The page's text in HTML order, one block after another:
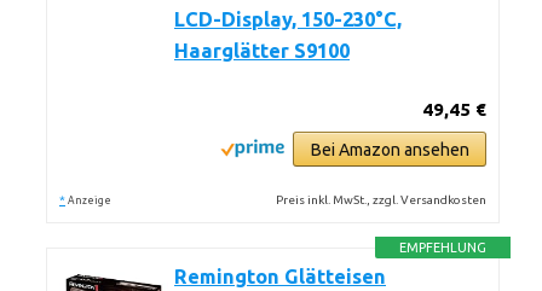
LCD-Display, 150-230°C,
Haarglätter S9100
49,45 €
Bei Amazon ansehen
* Anzeige Preis inkl. MwSt., zzgl. Versandkosten
EMPFEHLUNG
Remington Glätteisen